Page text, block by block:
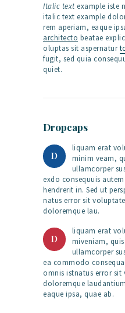
Italic textexample iste
italic text example
rem aperiam, eaque
architecto beatae
oluptas sit aspernatur
fugit, sed quia
quiet.
Dropcaps
D
liquam erat
minim veam,
ullamcorper
exdo consequuis
hendrerit in. Sed ut
natus error sit
doloremque lau.
D
liquam erat
miveniam,
ullamcorper
ea commodo
omnis istnatus error
doloremque
eaque ipsa, quae ab.